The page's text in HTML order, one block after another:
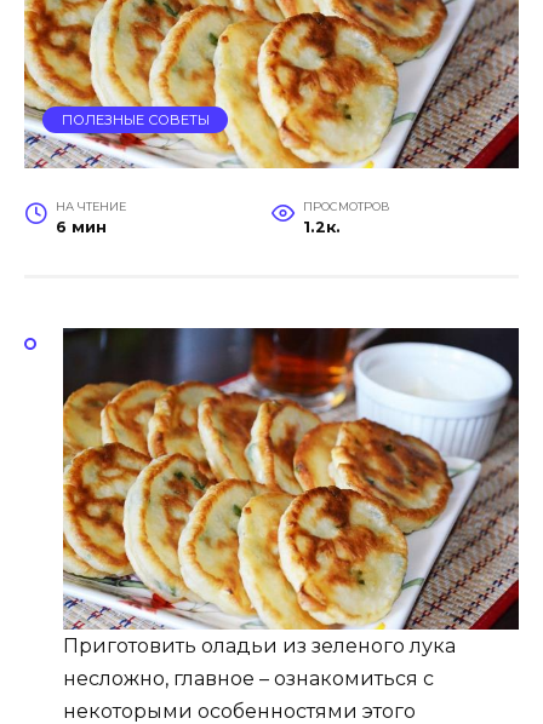
ПОЛЕЗНЫЕ СОВЕТЫ
НА ЧТЕНИЕ
6 мин
ПРОСМОТРОВ
1.2к.
Приготовить оладьи из зеленого лука
несложно, главное – ознакомиться с
некоторыми особенностями этого